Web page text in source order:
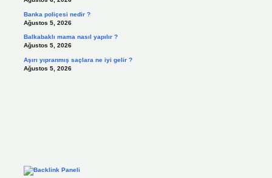
Banka poliçesi nedir ?
Ağustos 5, 2026
Balkabaklı mama nasıl yapılır ?
Ağustos 5, 2026
Aşırı yıpranmış saçlara ne iyi gelir ?
Ağustos 5, 2026